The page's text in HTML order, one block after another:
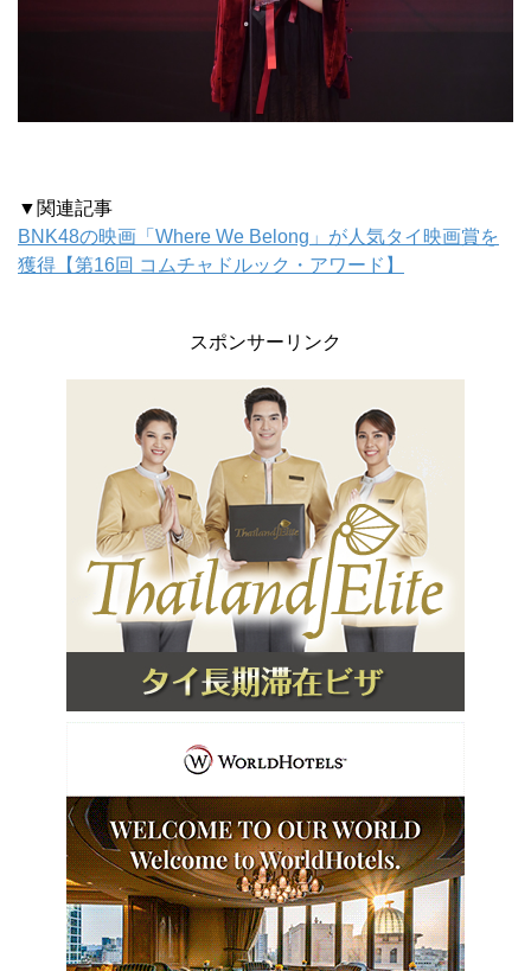
▼関連記事
BNK48の映画「Where We Belong」が人気タイ映画賞を
獲得【第16回 コムチャドルック・アワード】
スポンサーリンク